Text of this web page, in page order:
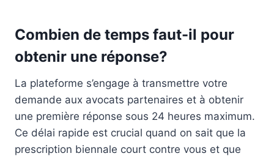
Combien de temps faut-il pour
obtenir une réponse?
La plateforme s’engage à transmettre votre
demande aux avocats partenaires et à obtenir
une première réponse sous 24 heures maximum.
Ce délai rapide est crucial quand on sait que la
prescription biennale court contre vous et que